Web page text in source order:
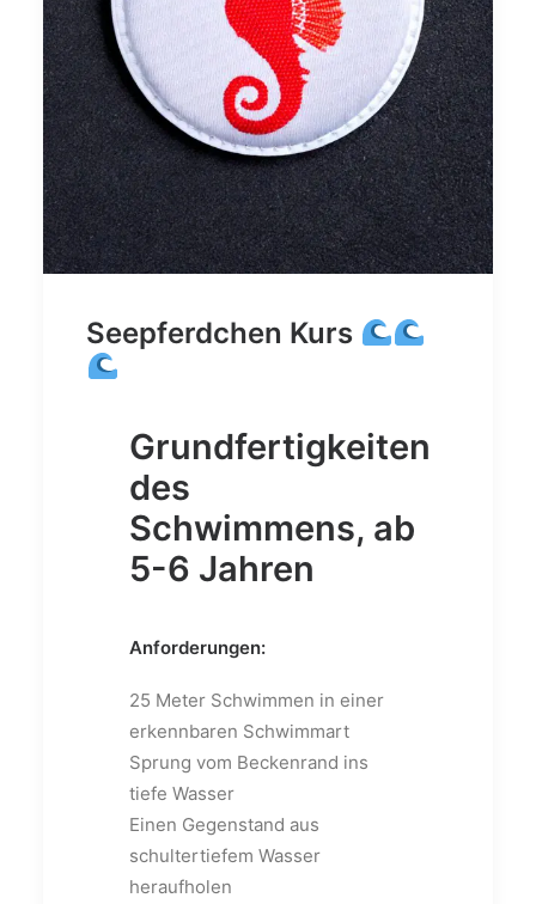
Seepferdchen Kurs
Grundfertigkeiten
des
Schwimmens, ab
5-6 Jahren
Anforderungen:
25 Meter Schwimmen in einer
erkennbaren Schwimmart
Sprung vom Beckenrand ins
tiefe Wasser
Einen Gegenstand aus
schultertiefem Wasser
heraufholen